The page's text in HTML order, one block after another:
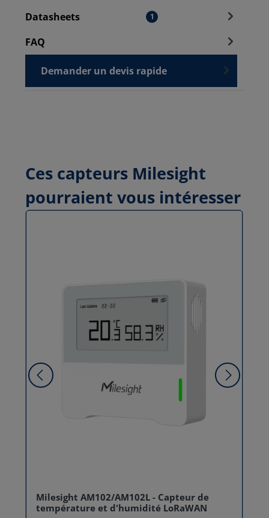
Datasheets
1
FAQ
Demander un devis rapide
Ces capteurs Milesight
pourraient vous intéresser
Milesight AM102/AM102L - Capteur de
température et d'humidité LoRaWAN